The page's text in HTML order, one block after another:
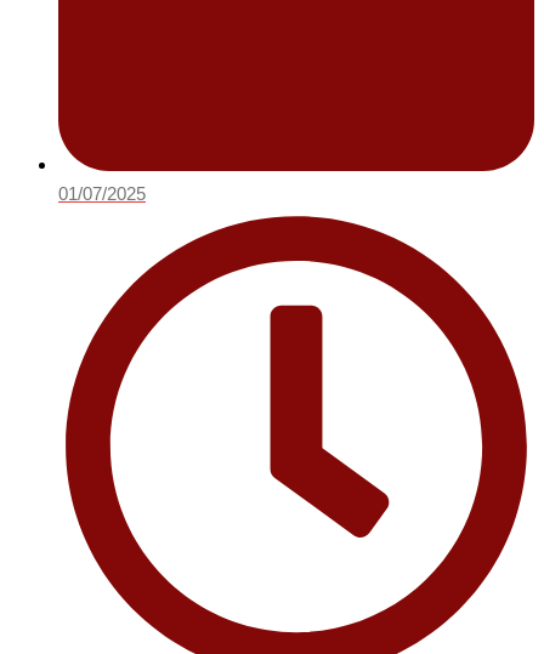
01/07/2025